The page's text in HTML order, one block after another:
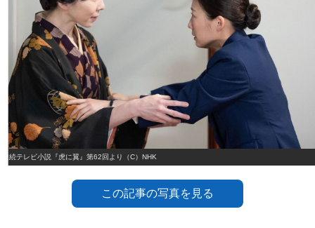
連続テレビ小説『虎に翼』第62回より（C）NHK
この記事の写真を見る